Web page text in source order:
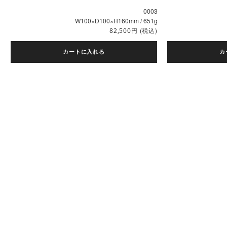
0003
W100×D100×H160mm / 651g
82,500円 (税込)
カートに入れる カ